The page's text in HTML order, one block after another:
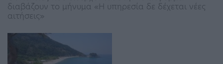
διαβάζουν το μήνυμα «Η υπηρεσία δε δέχεται νέες
αιτήσεις»